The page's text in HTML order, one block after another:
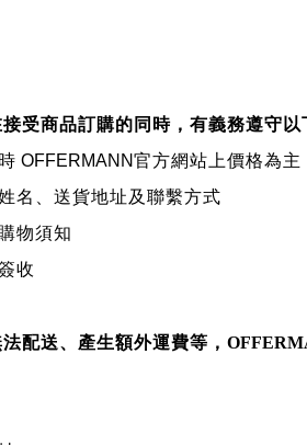
受商品訂購的同時，有義務遵守以
OFFERMANN官方網站上價格為主
名、送貨地址及聯繫方式
物須知
收
配送、產生額外運費等，